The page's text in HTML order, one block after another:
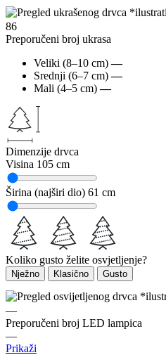
86
Preporučeni broj ukrasa
Veliki (8–10 cm) —
Srednji (6–7 cm) —
Mali (4–5 cm) —
Dimenzije drvca
Visina 105 cm
Širina (najširi dio) 61 cm
Koliko gusto želite osvjetljenje?
Nježno Klasično Gusto
—
Preporučeni broj LED lampica
—
Prikaži